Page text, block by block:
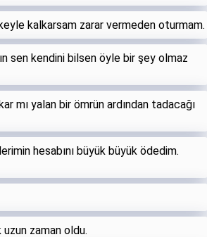
kalkarsam zarar vermeden oturmam.
sen kendini bilsen öyle bir şey olmaz
mı yalan bir ömrün ardından tadacağı
hesabını büyük büyük ödedim.
uzun zaman oldu.